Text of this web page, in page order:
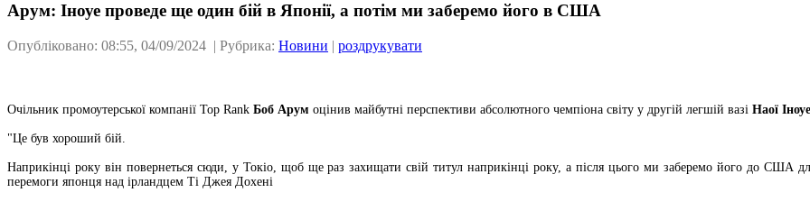
Арум: Іноуе проведе ще один бій в Японії, а потім ми заберемо його в США
Опубліковано: 08:55, 04/09/2024 | Рубрика: Новини | роздрукувати
Очільник промоутерської компанії Top Rank Боб Арум оцінив майбутні перспективи абсолютного чемпіона світу у другій легшій вазі Наої
"Це був хороший бій.
Наприкінці року він повернеться сюди, у Токіо, щоб ще раз захищати свій титул наприкінці року, а після цього ми заберемо його до США
перемоги японця над ірландцем Ті Джея Дохені